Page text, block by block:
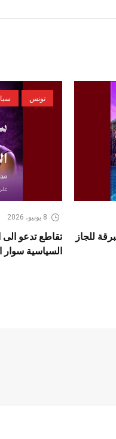
طبرقة للجاز
تونس
8 يونيو، 2026
تقاطع تدعو
السياسية سوار